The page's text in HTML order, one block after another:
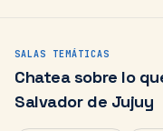
SALAS TEMÁTICAS
Chatea sobre lo
Salvador de Jujuy